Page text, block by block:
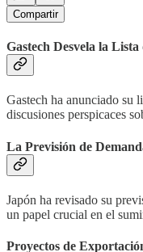
Compartir
Gastech Desvela la
Gastech ha anunciado su
discusiones perspicaces
La Previsión de
Japón ha revisado su
un papel crucial en el
Proyectos de